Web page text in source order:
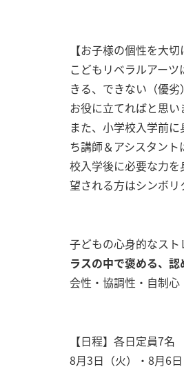
【お子様の個性を大
こどもリベラルアー
きる、できない（優
お役に立てればと思い
また、小学校入学前
ち講師＆アシスタン
校入学後に必要な力
望される方はシンボリ
子どもの心身的なス
ラスの中で褒める、認
会性・協調性・自制心
【日程】各日定員7名
8月3日（火）・8月6